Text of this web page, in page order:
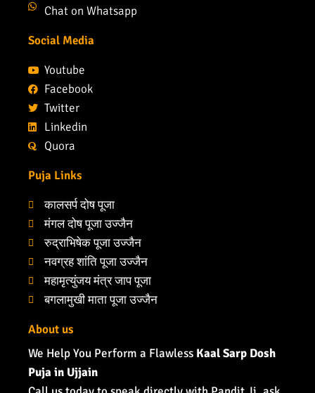
Chat on Whatsapp
Social Media
Youtube
Facebook
Twitter
Linkedin
Quora
Puja Links
कालसर्प दोष पूजा
मंगल दोष पूजा उज्जैन
रुद्राभिषेक पूजा उज्जैन
नवग्रह शांति पूजा उज्जैन
महामृत्युंजय मंत्र जाप पूजा
बगलामुखी माता पूजा उज्जैन
About us
We Help You Perform a Flawless Kaal Sarp Dosh
Puja in Ujjain